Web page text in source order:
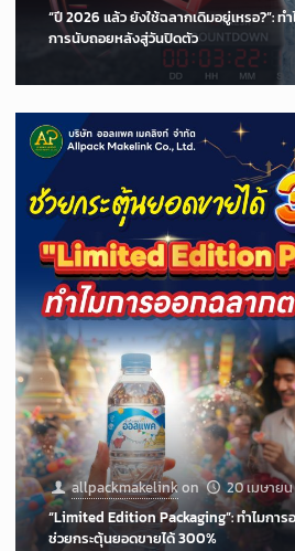
“ปี 2026 แล้ว ยังใช้ฉลากเดิมอยู่เหรอ?”:
การนับถอยหลังสู่วันปิดตัว
allpackmakelinkon
20 เมษาย
“Limited Edition Packaging”: ทำไมกา
ช่วยกระตุ้นยอดขายได้ 300%